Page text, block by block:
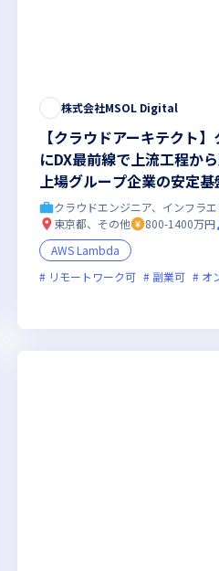
新規立ち上げ 新技術に積極的
株式会社MSOL Digital
【クラウドアーキテクト
にDX最前線で上流工程か
上場グループ企業の安定
でスピード成長を実現
クラウドエンジニア、インフラ
東京都、その他
800-1400万円
AWS Lambda
リモートワーク可
副業可 オ